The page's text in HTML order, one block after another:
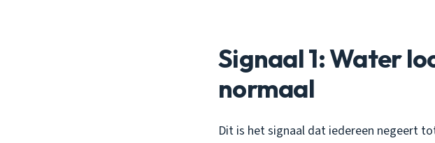
Signaal 1: Water
normaal
Dit is het signaal dat iedereen negeert